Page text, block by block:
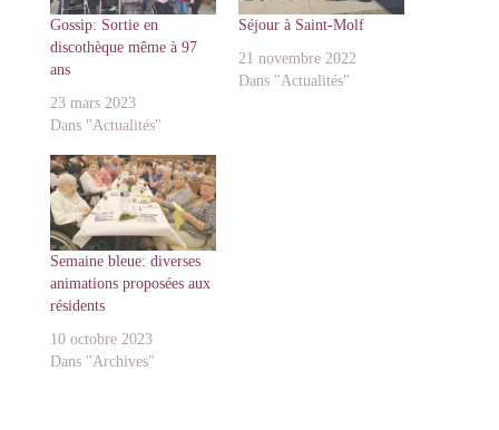
Gossip: Sortie en
discothèque même à 97
ans
23 mars 2023
Dans "Actualités"
Séjour à Saint-Molf
21 novembre 2022
Dans "Actualités"
Semaine bleue: diverses
animations proposées aux
résidents
10 octobre 2023
Dans "Archives"